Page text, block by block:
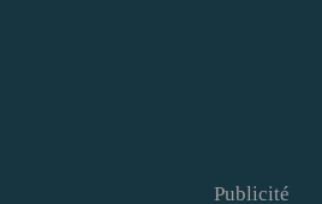
Publicité